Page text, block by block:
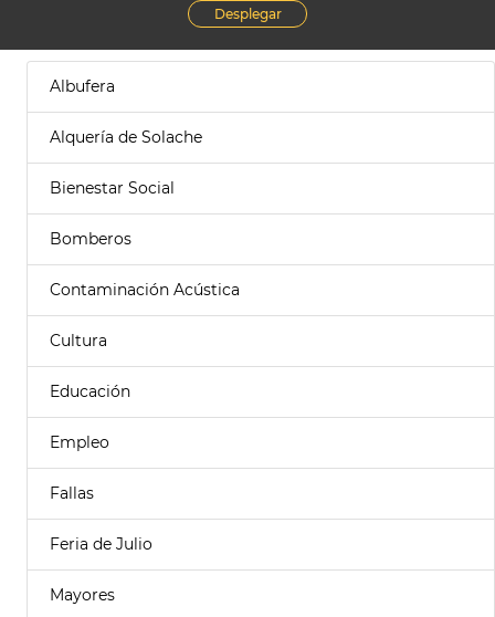
Desplegar
Albufera
Alquería de Solache
Bienestar Social
Bomberos
Contaminación Acústica
Cultura
Educación
Empleo
Fallas
Feria de Julio
Mayores